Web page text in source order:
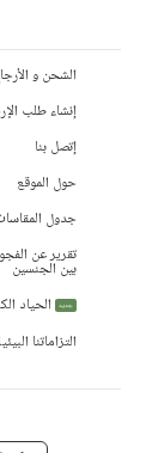
الشحن و
إنشاء طلب
إتصل بنا
حول الموقع
جدول
تقرير عن
بين الجنسين
جديد
الحياد
التزاماتنا